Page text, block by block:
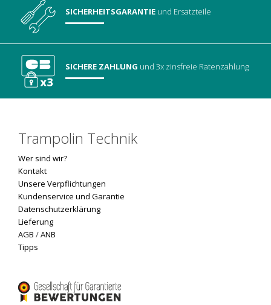
SICHERHEITSGARANTIE und Ersatzteile
SICHERE ZAHLUNG und 3x zinsfreie Ratenzahlung
Trampolin Technik
Wer sind wir?
Kontakt
Unsere Verpflichtungen
Kundenservice und Garantie
Datenschutzerklärung
Lieferung
AGB /ANB
Tipps